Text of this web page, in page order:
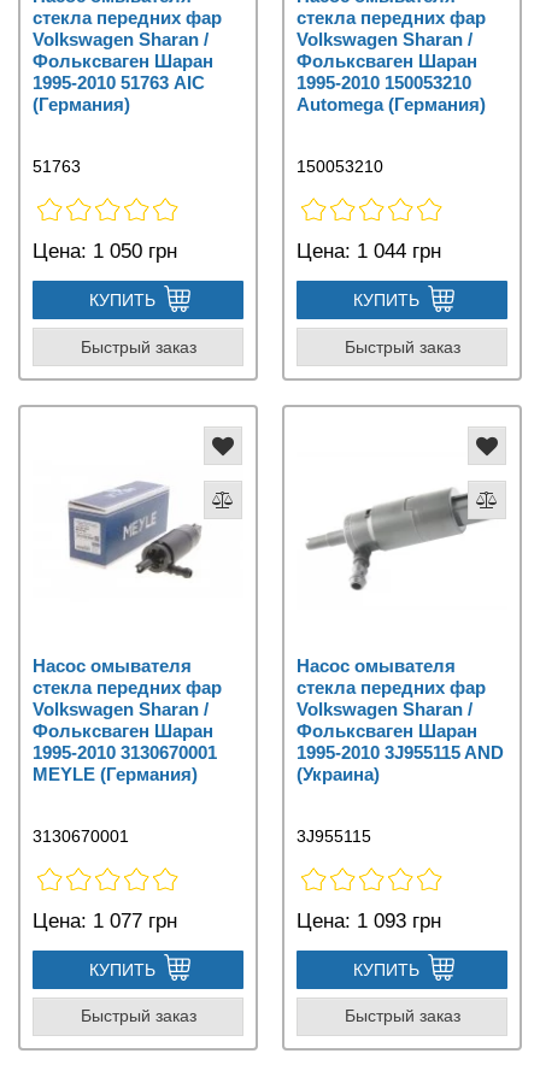
стекла передних фар
Volkswagen Sharan /
Фольксваген Шаран
1995-2010 51763 AIC
(Германия)
51763
Цена: 1 050 грн
КУПИТЬ
Быстрый заказ
стекла передних фар
Volkswagen Sharan /
Фольксваген Шаран
1995-2010 150053210
Automega (Германия)
150053210
Цена: 1 044 грн
КУПИТЬ
Быстрый заказ
Насос омывателя
стекла передних фар
Volkswagen Sharan /
Фольксваген Шаран
1995-2010 3130670001
MEYLE (Германия)
3130670001
Цена: 1 077 грн
КУПИТЬ
Быстрый заказ
Насос омывателя
стекла передних фар
Volkswagen Sharan /
Фольксваген Шаран
1995-2010 3J955115 AND
(Украина)
3J955115
Цена: 1 093 грн
КУПИТЬ
Быстрый заказ